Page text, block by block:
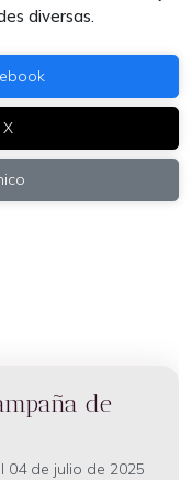
diversas.
de
04 de julio de 2025